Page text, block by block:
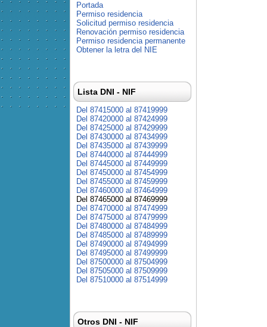
Portada
Permiso residencia
Solicitud permiso residencia
Renovación permiso residencia
Permiso residencia permanente
Obtener la letra del NIE
Lista DNI - NIF
Del 87415000 al 87419999
Del 87420000 al 87424999
Del 87425000 al 87429999
Del 87430000 al 87434999
Del 87435000 al 87439999
Del 87440000 al 87444999
Del 87445000 al 87449999
Del 87450000 al 87454999
Del 87455000 al 87459999
Del 87460000 al 87464999
Del 87465000 al 87469999
Del 87470000 al 87474999
Del 87475000 al 87479999
Del 87480000 al 87484999
Del 87485000 al 87489999
Del 87490000 al 87494999
Del 87495000 al 87499999
Del 87500000 al 87504999
Del 87505000 al 87509999
Del 87510000 al 87514999
Otros DNI - NIF